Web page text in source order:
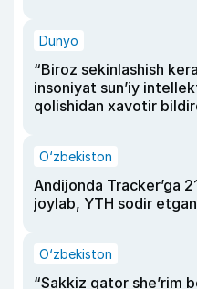
Dunyo
“Biroz sekinlashish
insoniyat sun’iy
qolishidan xavotir
O‘zbekiston
Andijonda Tracker’ga
joylab, YTH sodir
O‘zbekiston
“Sakkiz qator she’rim